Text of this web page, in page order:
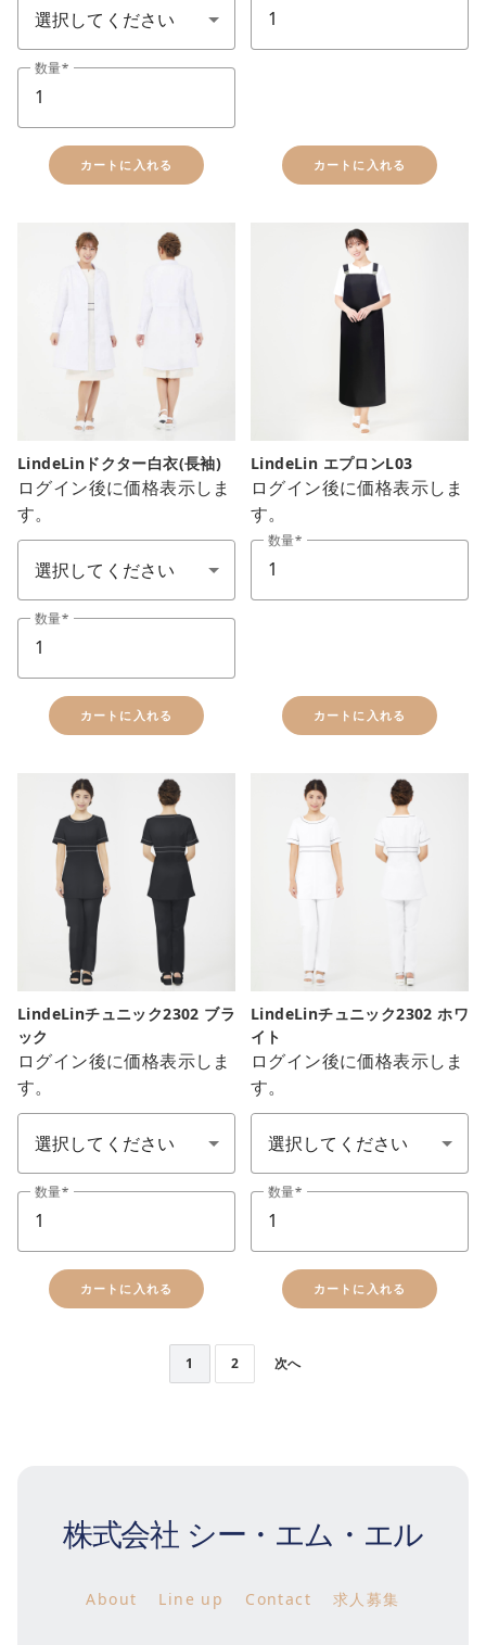
数量
カートに入れる カートに入れる
LindeLinドクター白衣(長袖)
ログイン後に価格表示しま
す。
サイズ S-LL
数量
カートに入れる
LindeLin エプロンL03
ログイン後に価格表示しま
す。
数量
カートに入れる
LindeLinチュニック2302 ブラ
ック
ログイン後に価格表示しま
す。
サイズ
数量
カートに入れる
LindeLinチュニック2302 ホワ
イト
ログイン後に価格表示しま
す。
サイズ
数量
カートに入れる
1 2 次へ
株式会社 シー・エム・エル
About Line up Contact 求人募集